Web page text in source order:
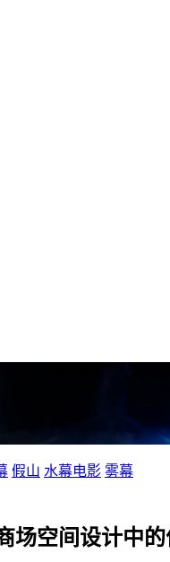
假山 水幕电影 雾幕
场空间设计中